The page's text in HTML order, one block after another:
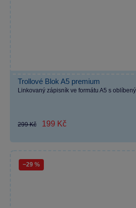
Trollové Blok A5 premium
Linkovaný zápisník ve formátu A5 s
299 Kč 199 Kč
−29 %